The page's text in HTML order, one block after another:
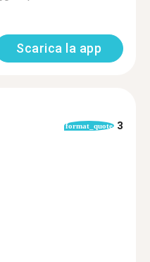
Scarica la app
format_quote 3